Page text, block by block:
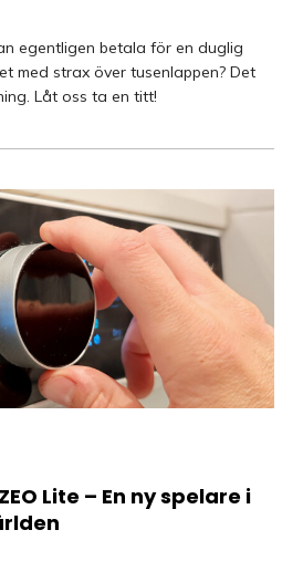
egentligen betala för en duglig
med strax över tusenlappen? Det
Låt oss ta en titt!
Lite – En ny spelare i